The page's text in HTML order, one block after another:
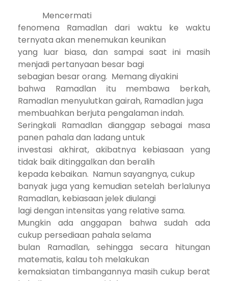
Mencermati
fenomena Ramadlan dari waktu ke waktu
ternyata akan menemukan keunikan
yang luar biasa, dan sampai saat ini masih
menjadi pertanyaan besar bagi
sebagian besar orang. Memang diyakini
bahwa Ramadlan itu membawa berkah,
Ramadlan menyulutkan gairah, Ramadlan juga
membuahkan berjuta pengalaman indah.
Seringkali Ramadlan dianggap sebagai masa
panen pahala dan ladang untuk
investasi akhirat, akibatnya kebiasaan yang
tidak baik ditinggalkan dan beralih
kepada kebaikan. Namun sayangnya, cukup
banyak juga yang kemudian setelah berlalunya
Ramadlan, kebiasaan jelek diulangi
lagi dengan intensitas yang relative sama.
Mungkin ada anggapan bahwa sudah ada
cukup persediaan pahala selama
bulan Ramadlan, sehingga secara hitungan
matematis, kalau toh melakukan
kemaksiatan timbangannya masih cukup berat